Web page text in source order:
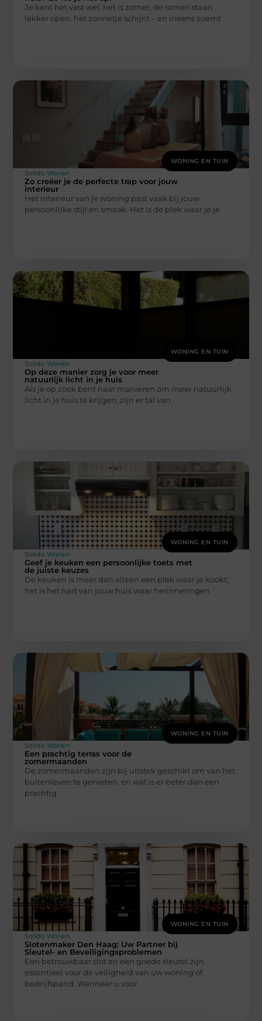
Je kent het vast wel: het is zomer, de ramen staan
lekker open, het zonnetje schijnt – en ineens zoemt
WONING EN TUIN
Solido Wonen
Zo creëer je de perfecte trap voor jouw
interieur
Het interieur van je woning past vaak bij jouw
persoonlijke stijl en smaak. Het is de plek waar je je
WONING EN TUIN
Solido Wonen
Op deze manier zorg je voor meer
natuurlijk licht in je huis
Als je op zoek bent naar manieren om meer natuurlijk
licht in je huis te krijgen, zijn er tal van
WONING EN TUIN
Solido Wonen
Geef je keuken een persoonlijke toets met
de juiste keuzes
De keuken is meer dan alleen een plek waar je kookt;
het is het hart van jouw huis waar herinneringen
WONING EN TUIN
Solido Wonen
Een prachtig terras voor de
zomermaanden
De zomermaanden zijn bij uitstek geschikt om van het
buitenleven te genieten, en wat is er beter dan een
prachtig
WONING EN TUIN
Solido Wonen
Slotenmaker Den Haag: Uw Partner bij
Sleutel- en Beveiligingsproblemen
Een betrouwbaar slot en een goede sleutel zijn
essentieel voor de veiligheid van uw woning of
bedrijfspand. Wanneer u voor